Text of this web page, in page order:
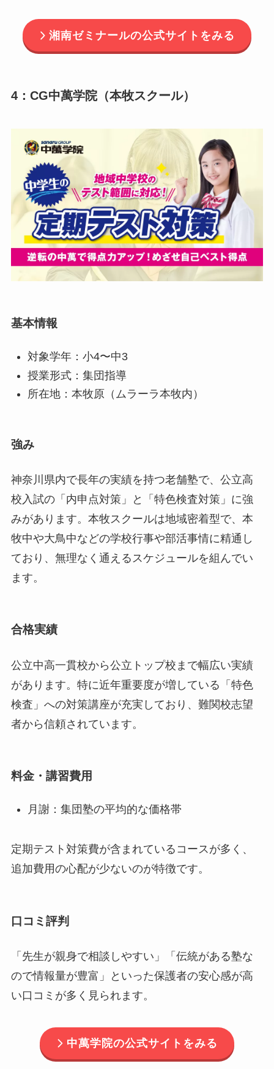
湘南ゼミナールの公式サイトをみる
4：CG中萬学院（本牧スクール）
基本情報
対象学年：小4〜中3
授業形式：集団指導
所在地：本牧原（ムラーラ本牧内）
強み
神奈川県内で長年の実績を持つ老舗塾で、公立高
校入試の「内申点対策」と「特色検査対策」に強
みがあります。本牧スクールは地域密着型で、本
牧中や大鳥中などの学校行事や部活事情に精通し
ており、無理なく通えるスケジュールを組んでい
ます。
合格実績
公立中高一貫校から公立トップ校まで幅広い実績
があります。特に近年重要度が増している「特色
検査」への対策講座が充実しており、難関校志望
者から信頼されています。
料金・講習費用
月謝：集団塾の平均的な価格帯
定期テスト対策費が含まれているコースが多く、
追加費用の心配が少ないのが特徴です。
口コミ評判
「先生が親身で相談しやすい」「伝統がある塾な
ので情報量が豊富」といった保護者の安心感が高
い口コミが多く見られます。
中萬学院の公式サイトをみる